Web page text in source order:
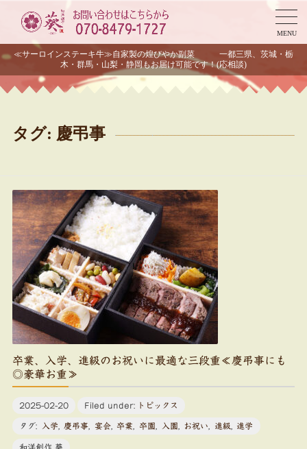
MENU
≪サーロインステーキ牛≫自家製の煌びやか副菜 一都三県、茨城・栃
木・群馬・山梨・静岡もお届け可能です！(応相談)
タグ: 慶弔事
卒業、入学、進級のお祝いに最適な三段重≪慶弔事にも
◎豪華お重≫
2025-02-20 Filed under: トピックス
タグ: 入学 慶弔事 宴会, 卒業 卒園 入園 お祝い 進級 進学
和洋創作 葵